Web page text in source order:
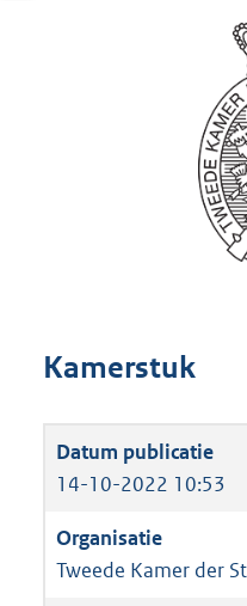
Kamerstuk
14-10-2022 10:53
Tweede Kamer der